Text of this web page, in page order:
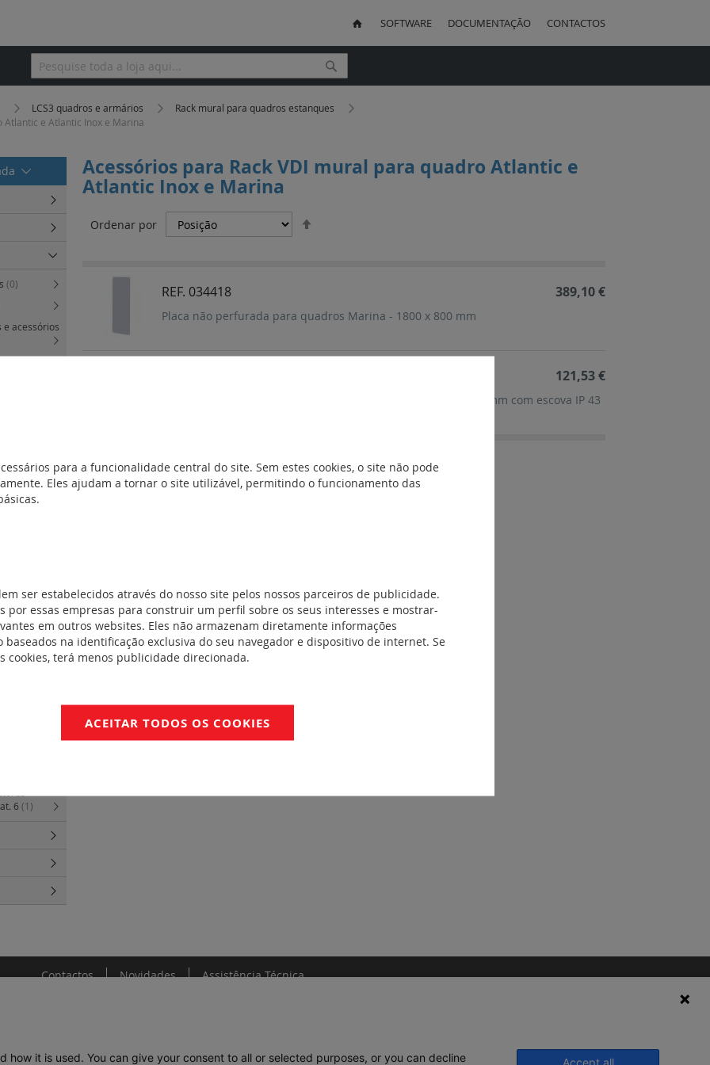
SOFTWARE DOCUMENTAÇÃO CONTACTOS
Pesquisa Pesquisa
LCS3 quadros e armários
Rack mural para quadros estanques
Atlantic e Atlantic Inox e Marina
Acessórios para Rack VDI mural para quadro Atlantic e
Atlantic Inox e Marina
Ordenar por
REF. 034418
Placa não perfurada para quadros Marina - 1800 x 800 mm
389,10 €
Entrada de cabos p/quadros Atlantic metal - largura 600/800 mm com escova IP 43
121,53 €
(0)
e acessórios
térmica
acessórios
(9)
murais
Atlantic
quadro
quadro
6 (1)
Contactos Novidades Assistência Técnica
para a funcionalidade central do site. Sem estes cookies, o site não pode
Eles ajudam a tornar o site utilizável, permitindo o funcionamento das
ser estabelecidos através do nosso site pelos nossos parceiros de publicidade.
por essas empresas para construir um perfil sobre os seus interesses e mostrar-
em outros websites. Eles não armazenam diretamente informações
baseados na identificação exclusiva do seu navegador e dispositivo de internet. Se
cookies, terá menos publicidade direcionada.
ACEITAR TODOS OS COOKIES
it is used. You can give your consent to all or selected purposes, or you can decline
Accept all